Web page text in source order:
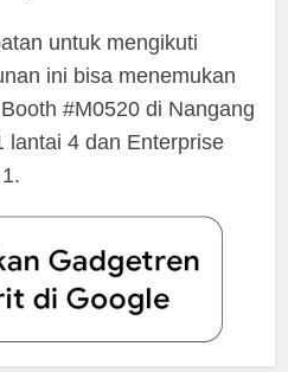
untuk mengikuti
ini bisa menemukan
#M0520 di Nangang
lantai 4 dan Enterprise